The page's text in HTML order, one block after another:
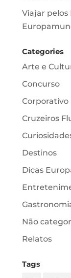
Viajar pelos
Categories
Arte e
Concurso
Corporativo
Cruzeiros
Destinos
Dicas
Não
Relatos
Tags